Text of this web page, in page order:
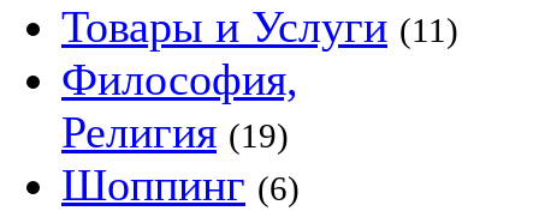
Товары и Услуги (11)
Философия,
Религия (19)
Шоппинг (6)